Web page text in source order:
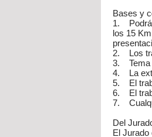
Bases y
1. Podrá
los 15
2. Los
3. Tema
4. La
5. El
6. El
7.
Del
El